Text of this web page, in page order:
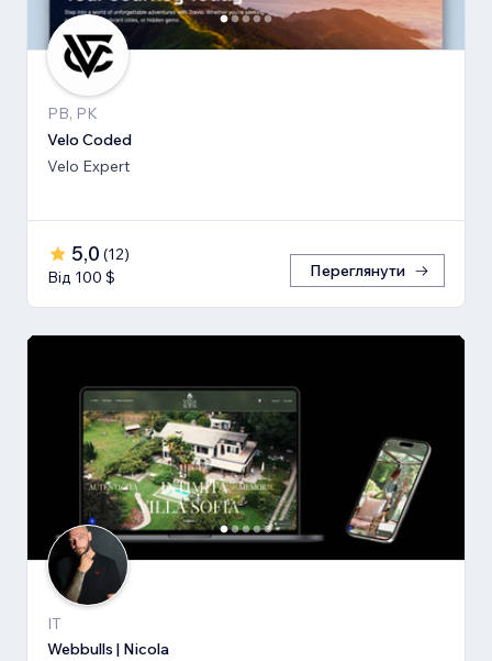
PB, PK
Velo Coded
Velo Expert
5,0 (12)
Від 100 $
Переглянути
IT
Webbulls | Nicola